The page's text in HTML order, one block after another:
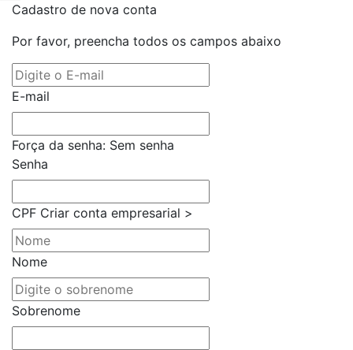
Cadastro de nova conta
Por favor, preencha todos os campos abaixo
E-mail
Força da senha: Sem senha
Senha
CPF Criar conta empresarial >
Nome
Sobrenome